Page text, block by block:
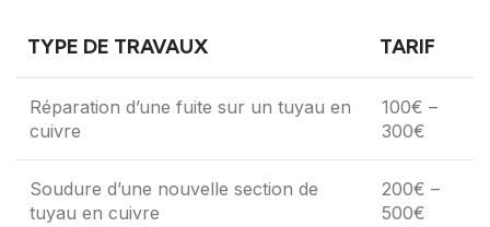
TYPE DE TRAVAUX TARIF
Réparation d’une fuite sur un tuyau en
cuivre
100€ –
300€
Soudure d’une nouvelle section de
tuyau en cuivre
200€ –
500€